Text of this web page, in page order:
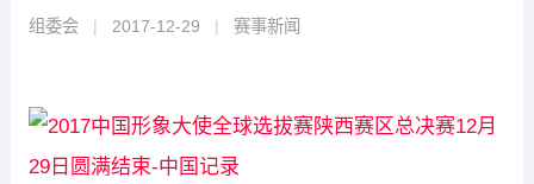
组委会 | 2017-12-29 | 赛事新闻